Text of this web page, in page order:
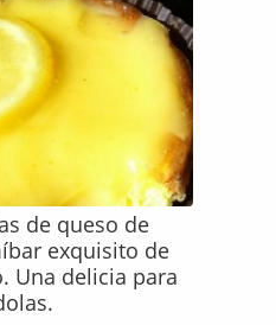
de queso de
exquisito de
Una delicia para